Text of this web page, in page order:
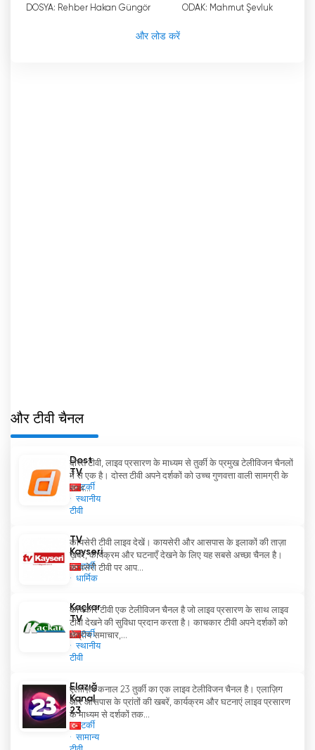
BEA TV अब ऑनलाइन लाइव स्ट्रीमिंग देखें
DOSYA: Rehber Hakan Güngör ODAK: Mahmut Şevluk
और लोड करें
और टीवी चैनल
Dost
TV
टर्की
स्थानीय
टीवी
दोस्त टीवी, लाइव प्रसारण के माध्यम से तुर्की के प्रमुख टेलीविजन चैनलों
में से एक है। दोस्त टीवी अपने दर्शकों को उच्च गुणवत्ता वाली सामग्री के
साथ...
TV
Kayseri
टर्की
धार्मिक
कायसेरी टीवी लाइव देखें। कायसेरी और आसपास के इलाकों की ताज़ा
ख़बरें, कार्यक्रम और घटनाएँ देखने के लिए यह सबसे अच्छा चैनल है।
कायसेरी टीवी पर आप...
Kaçkar
TV
टर्की
स्थानीय
टीवी
काचकार टीवी एक टेलीविजन चैनल है जो लाइव प्रसारण के साथ लाइव
टीवी देखने की सुविधा प्रदान करता है। काचकार टीवी अपने दर्शकों को
क्षेत्रीय समाचार,...
Elazığ
Kanal
23
टर्की
सामान्य
एलाज़िग कनाल 23 तुर्की का एक लाइव टेलीविजन चैनल है। एलाज़िग
और आसपास के प्रांतों की खबरें, कार्यक्रम और घटनाएं लाइव प्रसारण
के माध्यम से दर्शकों तक...